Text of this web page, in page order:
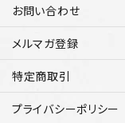
お問い合わせ
メルマガ登録
特定商取引
プライバシーポリシー